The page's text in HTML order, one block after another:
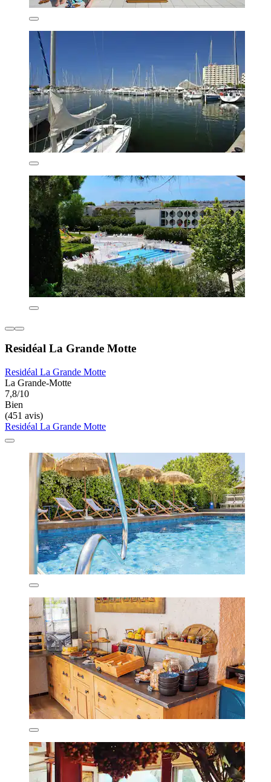
Residéal La Grande Motte
Residéal La Grande Motte
La Grande-Motte
7,8/10
Bien
(451 avis)
Residéal La Grande Motte